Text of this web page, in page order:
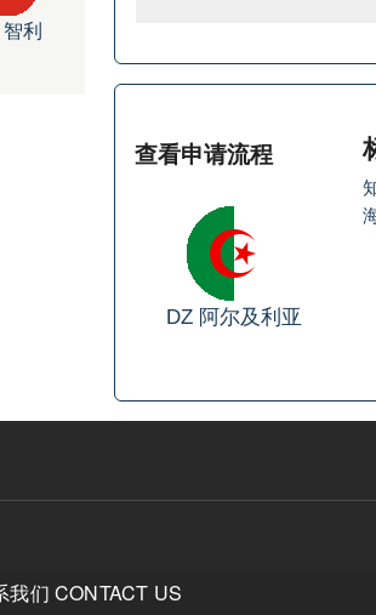
查看申请流程
DZ 阿尔及利亚
智利
我们 CONTACT US